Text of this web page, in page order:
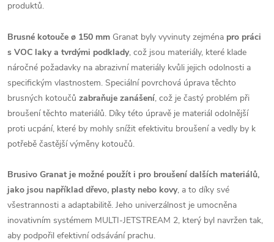
produktů.
Brusné kotouče ø 150 mm Granat byly vyvinuty zejména pro práci
s VOC laky a tvrdými podklady, což jsou materiály, které klade
náročné požadavky na abrazivní materiály kvůli jejich odolnosti a
specifickým vlastnostem. Speciální povrchová úprava těchto
brusných kotoučů zabraňuje zanášení, což je častý problém při
broušení těchto materiálů. Díky této úpravě je materiál odolnější
proti ucpání, které by mohly snížit efektivitu broušení a vedly by k
potřebě častější výměny kotoučů.
Brusivo Granat je možné použít i pro broušení dalších materiálů,
jako jsou například dřevo, plasty nebo kovy, a to díky své
všestrannosti a adaptabilitě. Jeho univerzálnost je umocněna
inovativním systémem MULTI-JETSTREAM 2, který byl navržen tak,
aby podpořil efektivní odsávání prachu.